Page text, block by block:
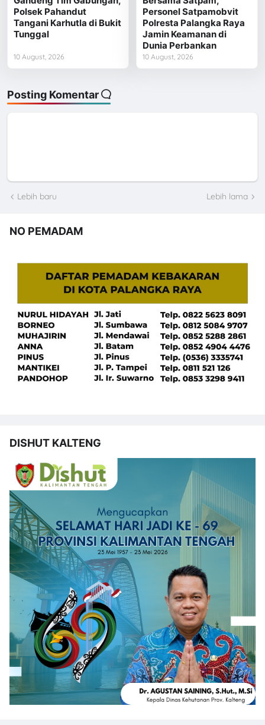
Polsek Pahandut
Tangani Karhutla di Bukit
Tunggal
10 August, 2026
Personel Satpamobvit
Polresta Palangka Raya
Jamin Keamanan di
Dunia Perbankan
10 August, 2026
Posting Komentar
Lebih baru Lebih lama
NO PEMADAM
DISHUT KALTENG